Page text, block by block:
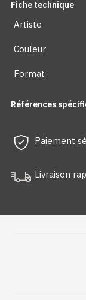
Fiche technique
Artiste
Couleur
Format
Références
Paiement
Livraison